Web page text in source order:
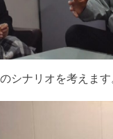
シナリオを考えます